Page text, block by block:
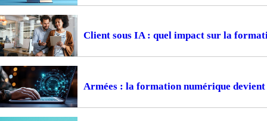
Client sous IA : quel impact sur la
Armées : la formation numérique